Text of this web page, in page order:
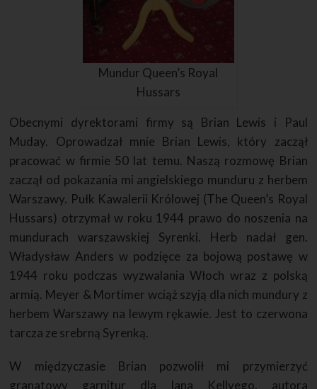
Mundur Queen’s Royal
Hussars
Obecnymi dyrektorami firmy są Brian Lewis i Paul
Muday. Oprowadzał mnie Brian Lewis, który zaczął
pracować w firmie 50 lat temu. Naszą rozmowę Brian
zaczął od pokazania mi angielskiego munduru z herbem
Warszawy. Pułk Kawalerii Królowej (The Queen’s Royal
Hussars) otrzymał w roku 1944 prawo do noszenia na
mundurach warszawskiej Syrenki. Herb nadał gen.
Władysław Anders w podzięce za bojową postawę w
1944 roku podczas wyzwalania Włoch wraz z polską
armią. Meyer & Mortimer wciąż szyją dla nich mundury z
herbem Warszawy na lewym rękawie. Jest to czerwona
tarcza ze srebrną Syrenką.
W międzyczasie Brian pozwolił mi przymierzyć
granatowy garnitur dla Iana Kellyego, autora